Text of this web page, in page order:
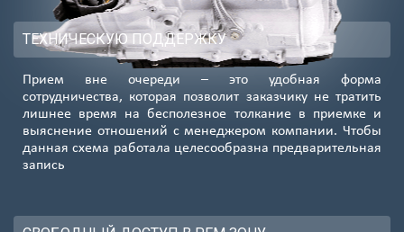
Нахимов. пр-т
8 (985) 138-00-82
Подробнее...
Молодёжная
8 (985) 138-00-82
Подробнее...
ТЕХНИЧЕСКУЮ ПОДДЕРЖКУ
Прием вне очереди – это удобная форма
сотрудничества, которая позволит заказчику не тратить
лишнее время на бесполезное толкание в приемке и
выяснение отношений с менеджером компании. Чтобы
данная схема работала целесообразна предварительная
запись